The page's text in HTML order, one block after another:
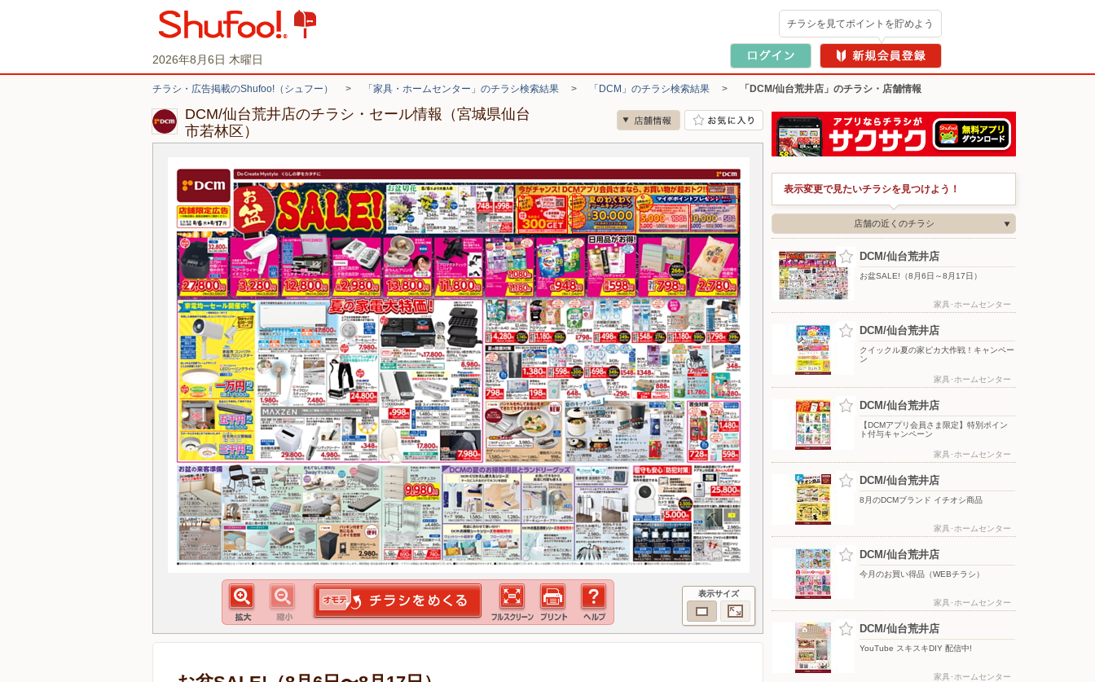
2026年8月6日 木曜日
チラシを見てポイントを貯めよう
チラシ・広告掲載のShufoo!（シュフー） > 「家具・ホームセンター」のチラシ検索結果 > 「DCM」のチラシ検索結果 > 「DCM/仙台荒井店」のチラシ・店舗情報
DCM/仙台荒井店のチラシ・セール情報（宮城県仙台
市若林区）
表示サイズ
表示変更で見たいチラシを見つけよう！
店舗の近くのチラシ
DCM/仙台荒井店
お盆SALE!（8月6日～8月17日）
家具･ホームセンター
DCM/仙台荒井店
クイックル夏の家ピカ大作戦！キャンペー
ン
家具･ホームセンター
DCM/仙台荒井店
【DCMアプリ会員さま限定】特別ポイン
ト付与キャンペーン
家具･ホームセンター
DCM/仙台荒井店
8月のDCMブランド イチオシ商品
家具･ホームセンター
DCM/仙台荒井店
今月のお買い得品（WEBチラシ）
家具･ホームセンター
DCM/仙台荒井店
YouTube スキスキDIY 配信中!
家具･ホームセンター